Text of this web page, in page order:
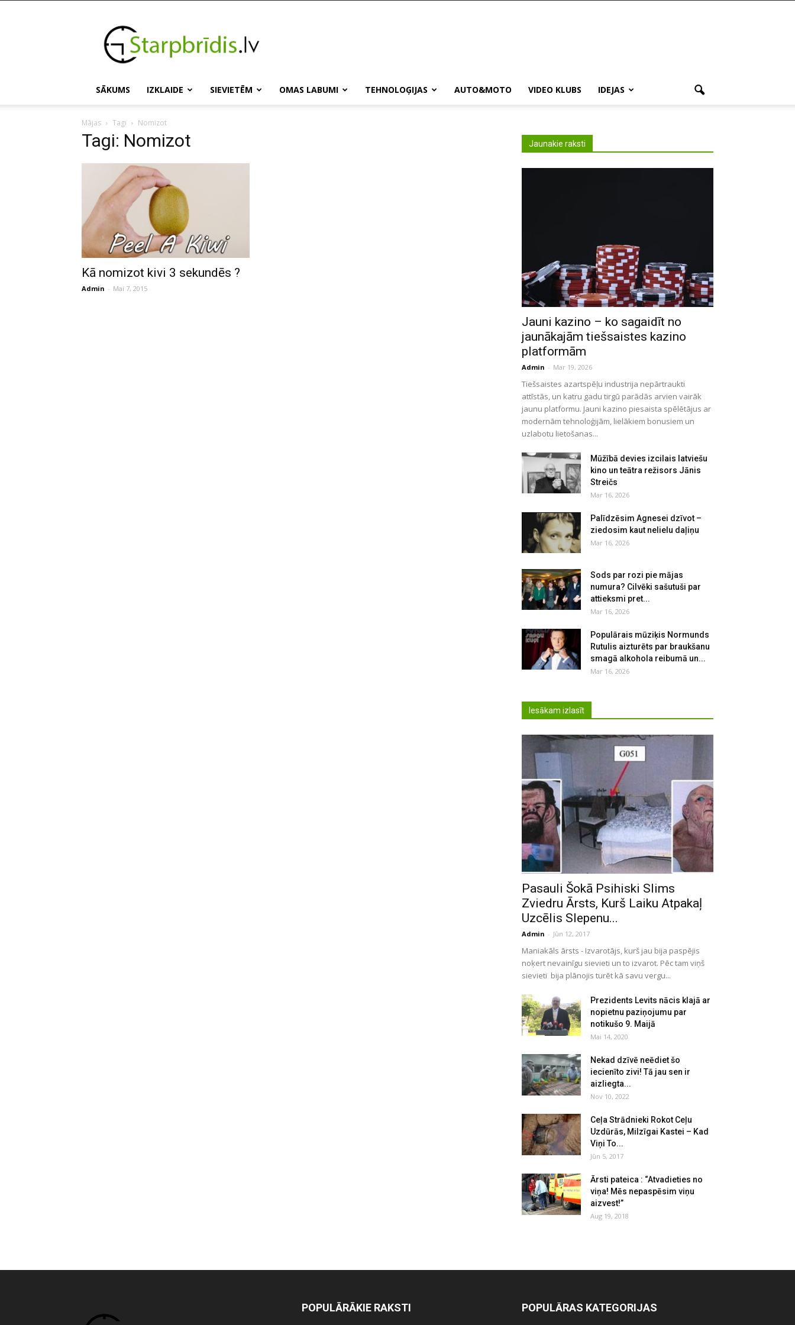
Starpbridis.lv
SĀKUMS IZKLAIDE SIEVIETĒM OMAS LABUMI TEHNOLOĢIJAS AUTO&MOTO VIDEO KLUBS IDEJAS
Mājas Tagi Nomizot
Tagi: Nomizot
Kā nomizot kivi 3 sekundēs ?
Admin - Mai 7, 2015
Jaunakie raksti
Jauni kazino – ko sagaidīt no
jaunākajām tiešsaistes kazino
platformām
Admin - Mar 19, 2026
Tiešsaistes azartspēļu industrija nepārtraukti
attīstās, un katru gadu tirgū parādās arvien vairāk
jaunu platformu. Jauni kazino piesaista spēlētājus ar
modernām tehnoloģijām, lielākiem bonusiem un
uzlabotu lietošanas...
Mūžībā devies izcilais latviešu
kino un teātra režisors Jānis
Streičs
Mar 16, 2026
Palīdzēsim Agnesei dzīvot –
ziedosim kaut nelielu daļiņu
Mar 16, 2026
Sods par rozi pie mājas
numura? Cilvēki sašutuši par
attieksmi pret...
Mar 16, 2026
Populārais mūziķis Normunds
Rutulis aizturēts par braukšanu
smagā alkohola reibumā un...
Mar 16, 2026
Iesākam izlasīt
Pasauli Šokā Psihiski Slims
Zviedru Ārsts, Kurš Laiku Atpakaļ
Uzcēlis Slepenu...
Admin - Jūn 12, 2017
Maniakāls ārsts - Izvarotājs, kurš jau bija paspējis
noķert nevainīgu sievieti un to izvarot. Pēc tam viņš
sievieti bija plānojis turēt kā savu vergu...
Prezidents Levits nācis klajā ar
nopietnu paziņojumu par
notikušo 9. Maijā
Mai 14, 2020
Nekad dzīvē neēdiet šo
iecienīto zivi! Tā jau sen ir
aizliegta...
Nov 10, 2022
Ceļa Strādnieki Rokot Ceļu
Uzdūrās, Milzīgai Kastei – Kad
Viņi To...
Jūn 5, 2017
Ārsti pateica : “Atvadieties no
viņa! Mēs nepaspēsim viņu
aizvest!”
Aug 19, 2018
POPULĀRĀKIE RAKSTI POPULĀRAS KATEGORIJAS